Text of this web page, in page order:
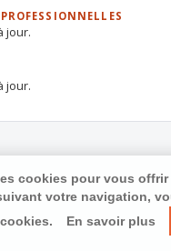
jour.
jour.
cookies pour vous offrir
votre navigation,
En savoir plus